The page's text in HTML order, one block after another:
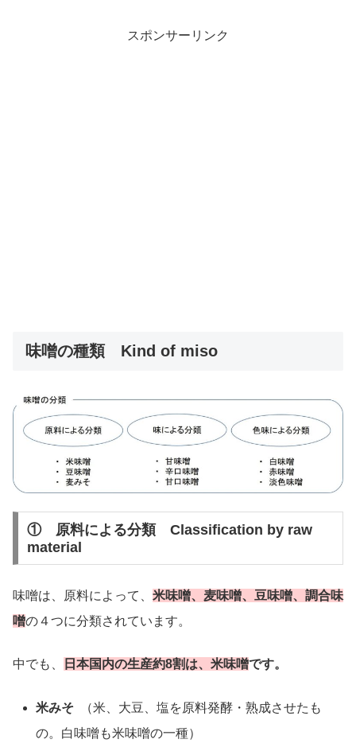
スポンサーリンク
味噌の種類 Kind of miso
① 原料による分類 Classification by raw
material
味噌は、原料によって、 米味噌、麦味噌、豆味噌、調合味
噌の４つに分類されています。
中でも、 日本国内の生産約8割は、米味噌です。
米みそ
（米、大豆、塩を原料発酵・熟成させたも
の。白味噌も米味噌の一種）